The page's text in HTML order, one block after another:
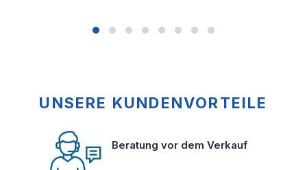
UNSERE KUNDENVORTEILE
Beratung vor dem Verkauf